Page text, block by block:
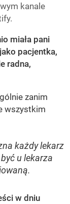
kanale
miała pani
pacjentka,
radna,
zanim
wszystkim
każdy lekarz
u lekarza
w dniu